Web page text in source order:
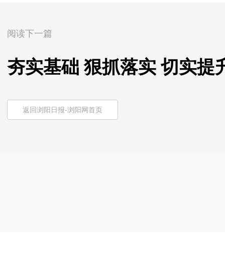
阅读下一篇
夯实基础 狠抓落实 切实提
返回浏阳日报-浏阳网首页